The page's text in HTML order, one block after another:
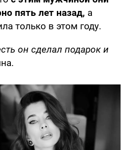
пять лет назад, а
только в этом году.
он сделал подарок и